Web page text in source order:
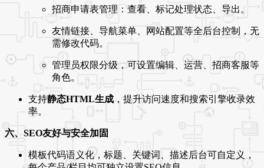
招商申请表管理：查看、标记处理状态、导出。
友情链接、导航菜单、网站配置等全后台控制，无
需修改代码。
管理员权限分级，可设置编辑、运营、招商客服等
角色。
支持静态HTML生成，提升访问速度和搜索引擎收录效
率。
六、SEO友好与安全加固
模板代码语义化，标题、关键词、描述后台可自定义，